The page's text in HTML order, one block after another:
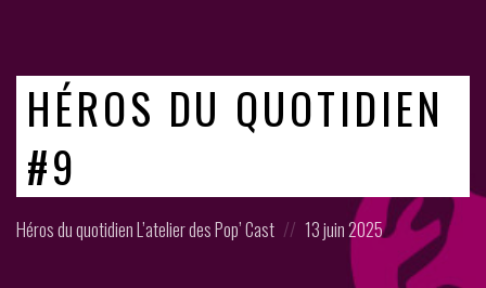
HÉROS DU QUOTIDIEN
#9
Posted
Héros du quotidienL’atelier des Pop’ Cast
Posted
13 juin 2025